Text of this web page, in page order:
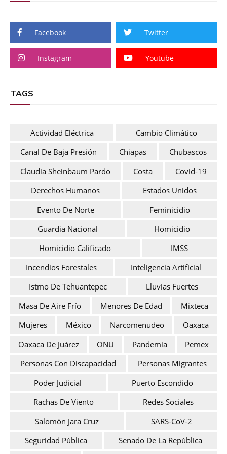
Facebook Twitter
Instagram Youtube
TAGS
Actividad Eléctrica
Cambio Climático
Canal De Baja Presión
Chiapas
Chubascos
Claudia Sheinbaum Pardo
Costa
Covid-19
Derechos Humanos
Estados Unidos
Evento De Norte
Feminicidio
Guardia Nacional
Homicidio
Homicidio Calificado
IMSS
Incendios Forestales
Inteligencia Artificial
Istmo De Tehuantepec
Lluvias Fuertes
Masa De Aire Frío
Menores De Edad
Mixteca
Mujeres
México Narcomenudeo
Oaxaca
Oaxaca De Juárez
ONU Pandemia
Pemex
Personas Con Discapacidad
Personas Migrantes
Poder Judicial
Puerto Escondido
Rachas De Viento
Redes Sociales
Salomón Jara Cruz
SARS-CoV-2
Seguridad Pública
Senado De La República